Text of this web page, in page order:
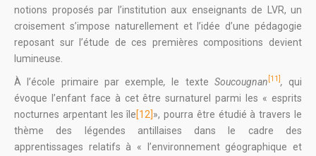
notions proposés par l’institution aux enseignants de LVR, un
croisement s’impose naturellement et l’idée d’une pédagogie
reposant sur l’étude de ces premières compositions devient
lumineuse.
À l’école primaire par exemple, le texte Soucougnan [11] , qui
évoque l’enfant face à cet être surnaturel parmi les « esprits
nocturnes arpentant les île[12] », pourra être étudié à travers le
thème des légendes antillaises dans le cadre des
apprentissages relatifs à « l’environnement géographique et